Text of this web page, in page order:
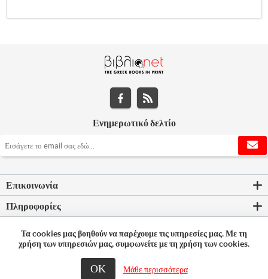
Ενημερωτικό δελτίο
Επικοινωνία
Πληροφορίες
Ο λογαριασμός μου
© 2026 Bookleader
Τα cookies μας βοηθούν να παρέχουμε τις υπηρεσίες μας. Με τη
χρήση των υπηρεσιών μας, συμφωνείτε με τη χρήση των cookies.
ΟΚ Μάθε περισσότερα